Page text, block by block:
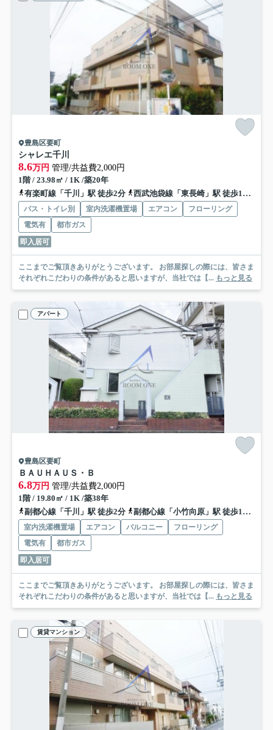
豊島区要町
シャレエ千川
8.6万円 管理/共益費2,000円
1階 / 23.98㎡ / 1K /築20年
有楽町線「千川」駅 徒歩2分
西武池袋線「東長崎」駅 徒歩15分
バス・トイレ別 室内洗濯機置場 エアコン
フローリング
電気有
都市ガス
即入居可
ここまでご覧頂きありがとうございます。 お部屋探しの際には、皆さま
それぞれこだわりの条件があると思いますが、当社では【... もっと見る
アパート
豊島区要町
ＢＡＵＨＡＵＳ・Ｂ
6.8万円 管理/共益費2,000円
1階 / 19.80㎡ / 1K /築38年
副都心線「千川」駅 徒歩2分
副都心線「小竹向原」駅 徒歩16分
室内洗濯機置場 エアコン バルコニー
フローリング
電気有
都市ガス
即入居可
ここまでご覧頂きありがとうございます。 お部屋探しの際には、皆さま
それぞれこだわりの条件があると思いますが、当社では【... もっと見る
賃貸マンション